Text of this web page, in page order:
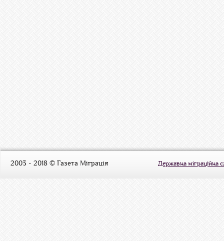
2003 - 2018 © Газета Міграція Державна міграційна